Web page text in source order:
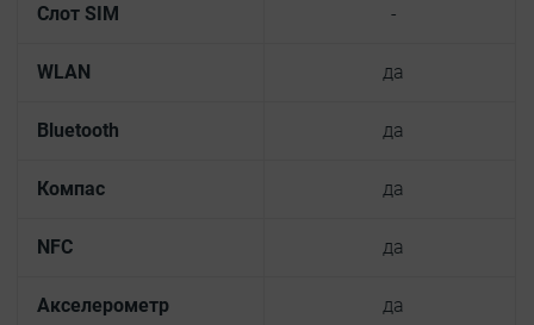
Слот SIM -
WLAN да
Bluetooth да
Компас да
NFC да
Акселерометр да